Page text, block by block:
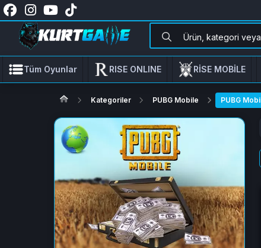
Tüm Oyunlar RISE ONLINE RİSE MOBİLE
Kategoriler PUBG Mobile PUBG